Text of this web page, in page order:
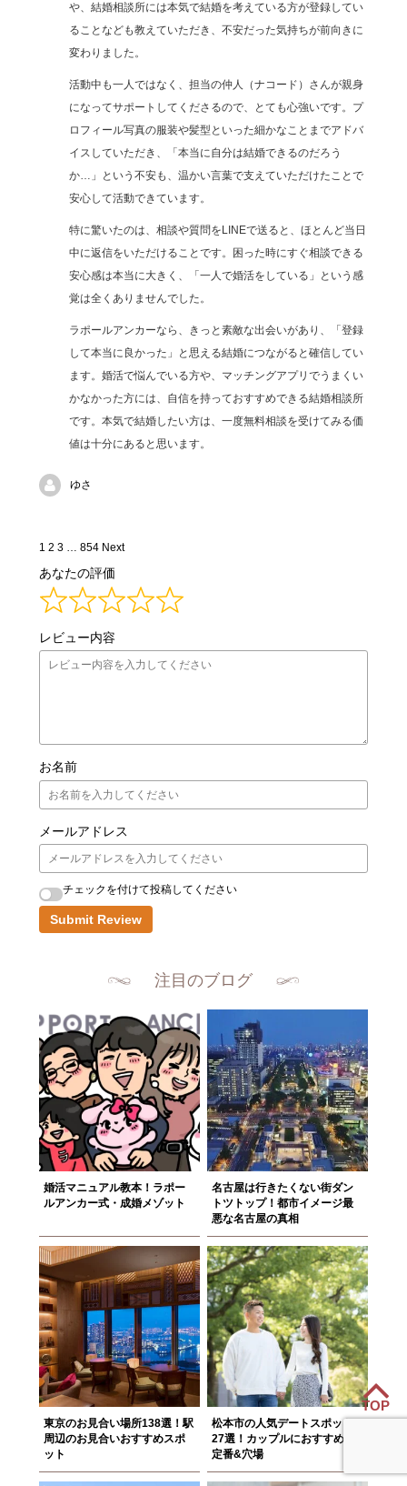
や、結婚相談所には本気で結婚を考えている方が登録してい
ることなども教えていただき、不安だった気持ちが前向きに
変わりました。
活動中も一人ではなく、担当の仲人（ナコード）さんが親身
になってサポートしてくださるので、とても心強いです。プ
ロフィール写真の服装や髪型といった細かなことまでアドバ
イスしていただき、「本当に自分は結婚できるのだろう
か…」という不安も、温かい言葉で支えていただけたことで
安心して活動できています。
特に驚いたのは、相談や質問をLINEで送ると、ほとんど当日
中に返信をいただけることです。困った時にすぐ相談できる
安心感は本当に大きく、「一人で婚活をしている」という感
覚は全くありませんでした。
ラポールアンカーなら、きっと素敵な出会いがあり、「登録
して本当に良かった」と思える結婚につながると確信してい
ます。婚活で悩んでいる方や、マッチングアプリでうまくい
かなかった方には、自信を持っておすすめできる結婚相談所
です。本気で結婚したい方は、一度無料相談を受けてみる価
値は十分にあると思います。
ゆさ
Site
Reviews
navigation
Page
1 Page
2 Page
3 … Page
854 Next
あなたの評価
レビュー内容
お名前
メールアドレス
チェックを付けて投稿してください
Submit Review
注目のブログ
婚活マニュアル教本！ラポー
ルアンカー式・成婚メゾット
名古屋は行きたくない街ダン
トツトップ！都市イメージ最
悪な名古屋の真相
東京のお見合い場所138選！駅
周辺のお見合いおすすめスポ
ット
松本市の人気デートスポット
27選！カップルにおすすめの
定番&穴場
TOP